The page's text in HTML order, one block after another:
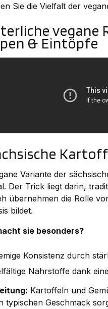
Sie die Vielfalt der
vegane
& Eintöpfe
Variante der
Der Trick liegt darin,
übernehmen die Rolle
bildet.
sie besonders?
Konsistenz durch
Nährstoffe dank
Kartoffeln und
typischen Geschmack